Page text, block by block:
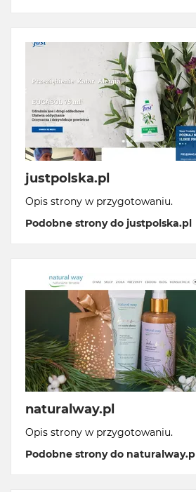
justpolska.pl
Opis strony w przygotowaniu.
Podobne strony do justpolska.pl
naturalway.pl
Opis strony w przygotowaniu.
Podobne strony do naturalway.pl